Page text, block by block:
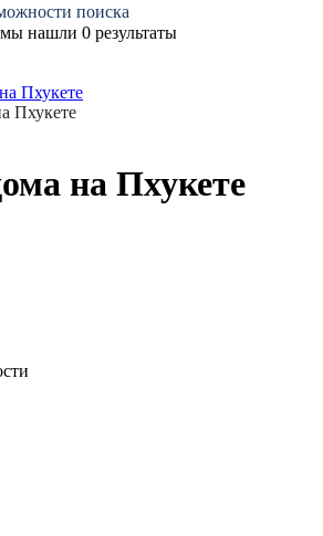
поиска
мы нашли 0 результаты
Пхукете
Пхукете
на Пхукете